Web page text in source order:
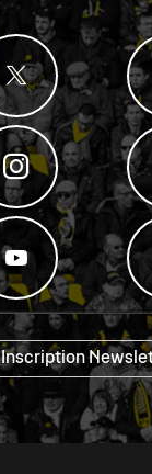
Inscription